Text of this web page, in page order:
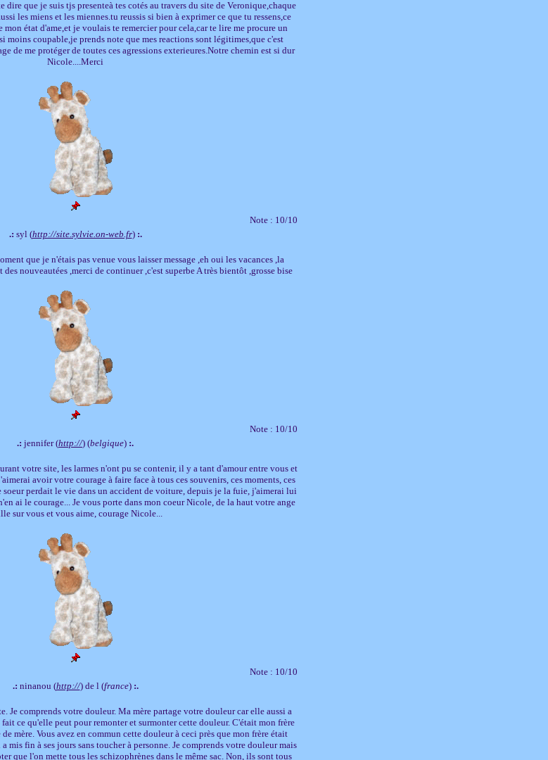
dire que je suis tjs presenteà tes cotés au travers du site de Veronique,chaque
les miens et les miennes.tu reussis si bien à exprimer ce que tu ressens,ce
mon état d'ame,et je voulais te remercier pour cela,car te lire me procure un
moins coupable,je prends note que mes reactions sont légitimes,que c'est
de me protéger de toutes ces agressions exterieures.Notre chemin est si dur
Nicole....Merci
Note : 10/10
.: syl (http://site.sylvie.on-web.fr) :.
que je n'étais pas venue vous laisser message ,eh oui les vacances ,la
nouveautées ,merci de continuer ,c'est superbe A très bientôt ,grosse bise
Note : 10/10
.: jennifer (http://) (belgique) :.
votre site, les larmes n'ont pu se contenir, il y a tant d'amour entre vous et
avoir votre courage à faire face à tous ces souvenirs, ces moments, ces
soeur perdait le vie dans un accident de voiture, depuis je la fuie, j'aimerai lui
ai le courage... Je vous porte dans mon coeur Nicole, de la haut votre ange
sur vous et vous aime, courage Nicole...
Note : 10/10
.: ninanou (http://) de l (france) :.
Je comprends votre douleur. Ma mère partage votre douleur car elle aussi a
ce qu'elle peut pour remonter et surmonter cette douleur. C'était mon frère
mère. Vous avez en commun cette douleur à ceci près que mon frère était
mis fin à ses jours sans toucher à personne. Je comprends votre douleur mais
que l'on mette tous les schizophrènes dans le même sac. Non, ils sont tous